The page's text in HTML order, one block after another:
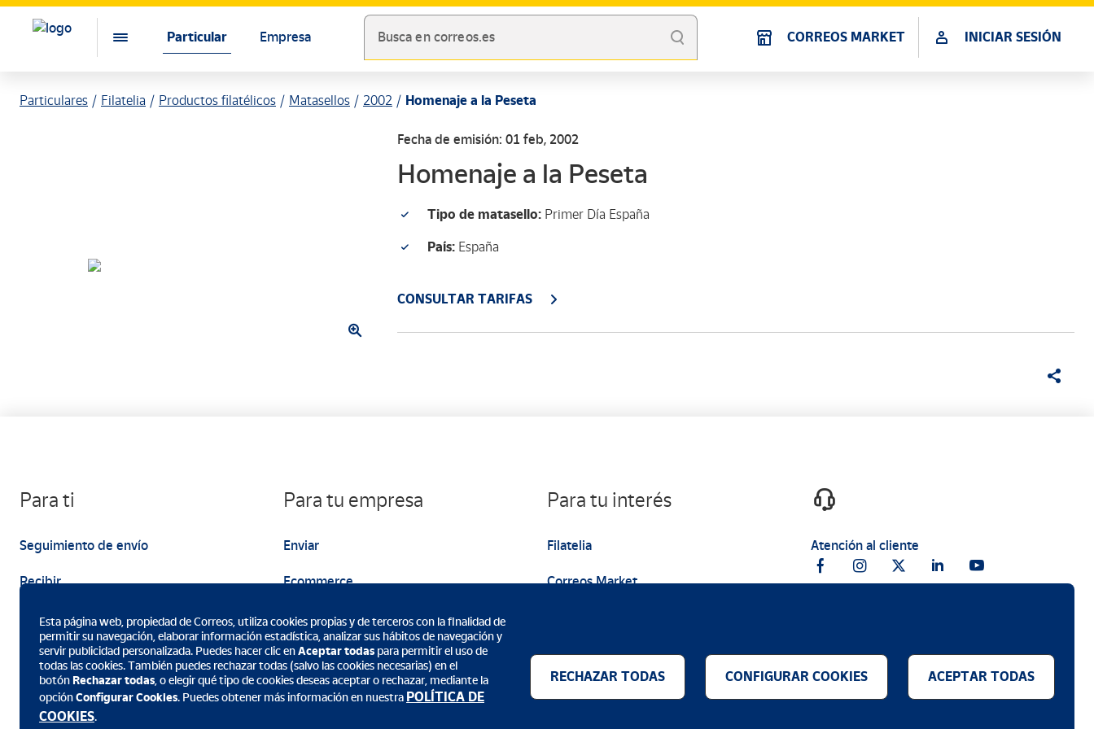
Particular Empresa Busca en correos.es CORREOS MARKET INICIAR SESIÓN
Particulares Filatelia Productos filatélicos Matasellos 2002 Homenaje a la Peseta
Fecha de emisión: 01 feb, 2002
Homenaje a la Peseta
Tipo de matasello: Primer Día España
País: España
CONSULTAR TARIFAS
Para ti
Seguimiento de envío
Recibir
Enviar
Para tu empresa
Enviar
Ecommerce
Marketing
Para tu interés
Filatelia
Correos Market
Atención al cliente
Descarga la App de Correos
Esta página web, propiedad de Correos, utiliza cookies propias y de terceros con la finalidad de
permitir su navegación, elaborar información estadística, analizar sus hábitos de navegación y
servir publicidad personalizada. Puedes hacer clic enAceptar todas para permitir el uso de
todas las cookies. También puedes rechazar todas (salvo las cookies necesarias) en el
botón Rechazar todas, o elegir qué tipo de cookies deseas aceptar o rechazar, mediante la
opciónConfigurar Cookies. Puedes obtener más información en nuestra POLÍTICA DE
COOKIES.
RECHAZAR TODAS CONFIGURAR COOKIES ACEPTAR TODAS